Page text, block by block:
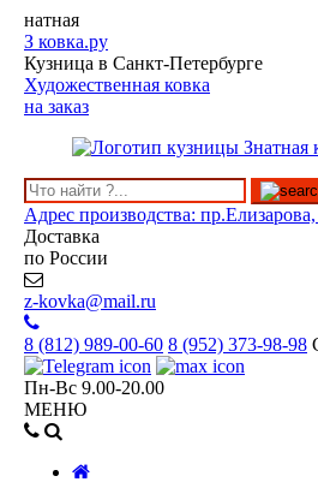
натная
З ковка.ру
Кузница в Санкт-Петербурге
Художественная ковка
на заказ
Адрес производства:
Доставка
по России
z-kovka@mail.ru
8 (812) 989-00-60 8 (952) 373-98-98
Пн-Вс 9.00-20.00
МЕНЮ